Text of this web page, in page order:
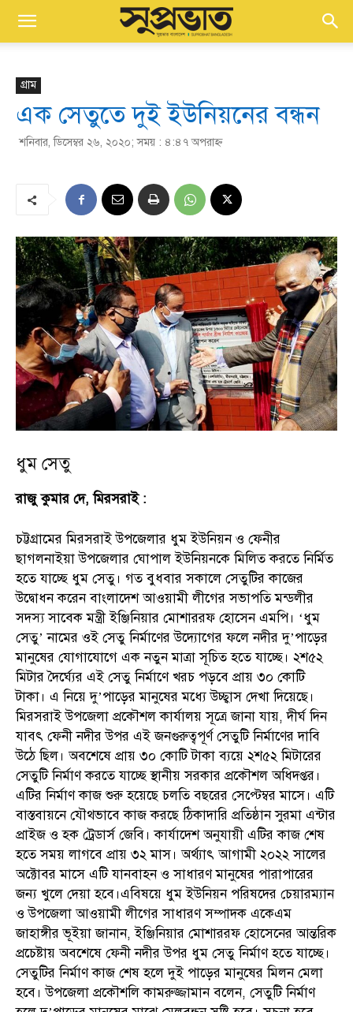
গ্রাম
এক সেতুতে দুই ইউনিয়নের বন্ধন
শনিবার, ডিসেম্বর ২৬, ২০২০; সময় : ৪:৪৭ অপরাহ্ণ
ধুম সেতু
রাজু কুমার দে, মিরসরাই :
চট্টগ্রামের মিরসরাই উপজেলার ধুম ইউনিয়ন ও ফেনীর
ছাগলনাইয়া উপজেলার ঘোপাল ইউনিয়নকে মিলিত করতে নির্মিত
হতে যাচ্ছে ধুম সেতু। গত বুধবার সকালে সেতুটির কাজের
উদ্বোধন করেন বাংলাদেশ আওয়ামী লীগের সভাপতি মন্ডলীর
সদস্য সাবেক মন্ত্রী ইঞ্জিনিয়ার মোশাররফ হোসেন এমপি। ‘ধুম
সেতু’ নামের ওই সেতু নির্মাণের উদ্যোগের ফলে নদীর দু’পাড়ের
মানুষের যোগাযোগে এক নতুন মাত্রা সূচিত হতে যাচ্ছে। ২শ৫২
মিটার দৈর্ঘ্যের এই সেতু নির্মাণে খরচ পড়বে প্রায় ৩০ কোটি
টাকা। এ নিয়ে দু’পাড়ের মানুষের মধ্যে উচ্ছ্বাস দেখা দিয়েছে।
মিরসরাই উপজেলা প্রকৌশল কার্যালয় সূত্রে জানা যায়, দীর্ঘ দিন
যাবৎ ফেনী নদীর উপর এই জনগুরুত্বপূর্ণ সেতুটি নির্মাণের দাবি
উঠে ছিল। অবশেষে প্রায় ৩০ কোটি টাকা ব্যয়ে ২শ৫২ মিটারের
সেতুটি নির্মাণ করতে যাচ্ছে স্থানীয় সরকার প্রকৌশল অধিদপ্তর।
এটির নির্মাণ কাজ শুরু হয়েছে চলতি বছরের সেপ্টেম্বর মাসে। এটি
বাস্তবায়নে যৌথভাবে কাজ করছে ঠিকাদারি প্রতিষ্ঠান সুরমা এন্টার
প্রাইজ ও হক ট্রেডার্স জেবি। কার্যাদেশ অনুযায়ী এটির কাজ শেষ
হতে সময় লাগবে প্রায় ৩২ মাস। অর্থ্যাৎ আগামী ২০২২ সালের
অক্টোবর মাসে এটি যানবাহন ও সাধারণ মানুষের পারাপারের
জন্য খুলে দেয়া হবে।এবিষয়ে ধুম ইউনিয়ন পরিষদের চেয়ারম্যান
ও উপজেলা আওয়ামী লীগের সাধারণ সম্পাদক একেএম
জাহাঙ্গীর ভূইয়া জানান, ইঞ্জিনিয়ার মোশাররফ হোসেনের আন্তরিক
প্রচেষ্টায় অবশেষে ফেনী নদীর উপর ধুম সেতু নির্মাণ হতে যাচ্ছে।
সেতুটির নির্মাণ কাজ শেষ হলে দুই পাড়ের মানুষের মিলন মেলা
হবে। উপজেলা প্রকৌশলি কামরুজ্জামান বলেন, সেতুটি নির্মাণ